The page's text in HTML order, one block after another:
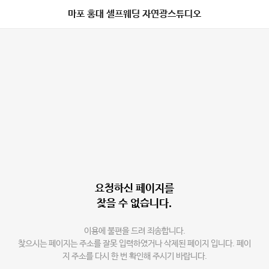
마포 홍대 셀프웨딩 자연광스튜디오
요청하신 페이지를
찾을 수 없습니다.
이용에 불편을 드려 죄송합니다.
찾으시는 페이지는 주소를 잘못 입력하였거나 삭제된 페이지 입니다. 페이
지 주소를 다시 한 번 확인해 주시기 바랍니다.